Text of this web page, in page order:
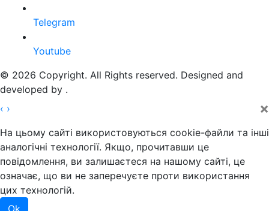
Telegram
Youtube
© 2026 Copyright. All Rights reserved. Designed and
developed by .
‹ › ×
На цьому сайті використовуються cookie-файли та інші
аналогічні технології. Якщо, прочитавши це
повідомлення, ви залишаєтеся на нашому сайті, це
означає, що ви не заперечуєте проти використання
цих технологій.
Ok